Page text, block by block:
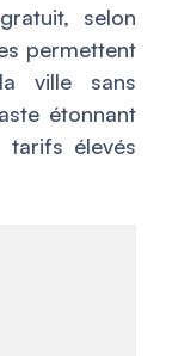
selon
permettent
ville sans
étonnant
tarifs élevés